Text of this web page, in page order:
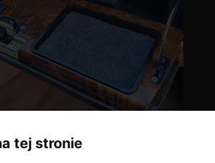
tej stronie